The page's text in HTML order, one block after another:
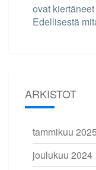
ovat
Edellisestä
ARKISTOT
tammikuu 2025
joulukuu 2024